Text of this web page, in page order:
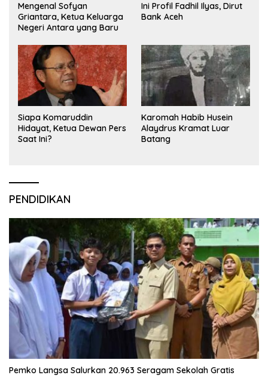
Mengenal Sofyan
Griantara, Ketua Keluarga
Negeri Antara yang Baru
Ini Profil Fadhil Ilyas, Dirut
Bank Aceh
Siapa Komaruddin
Hidayat, Ketua Dewan Pers
Saat Ini?
Karomah Habib Husein
Alaydrus Kramat Luar
Batang
PENDIDIKAN
Pemko Langsa Salurkan 20.963 Seragam Sekolah Gratis